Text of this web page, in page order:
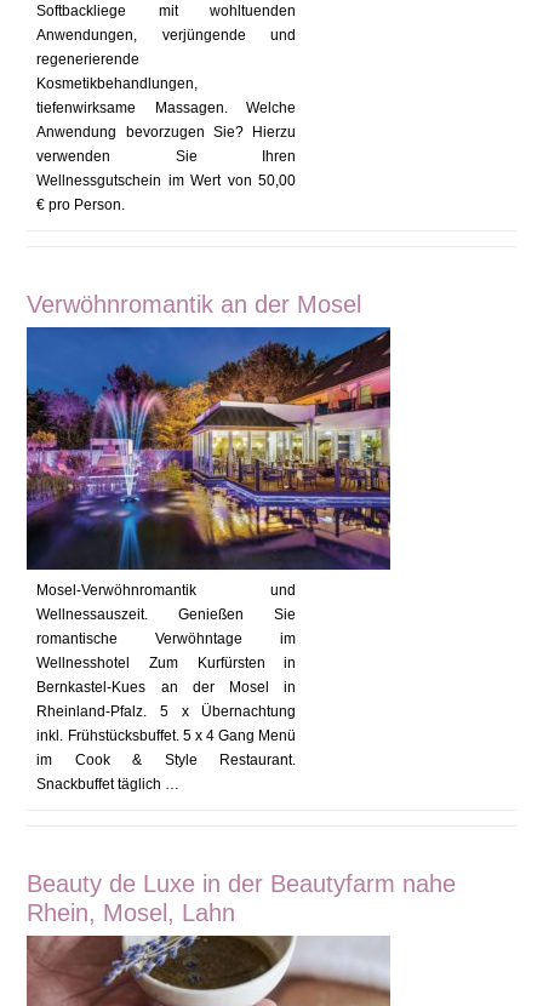
Softbackliege mit wohltuenden
Anwendungen, verjüngende und
regenerierende
Kosmetikbehandlungen,
tiefenwirksame Massagen. Welche
Anwendung bevorzugen Sie? Hierzu
verwenden Sie Ihren
Wellnessgutschein im Wert von 50,00
€ pro Person.
Verwöhnromantik an der Mosel
Mosel-Verwöhnromantik und
Wellnessauszeit. Genießen Sie
romantische Verwöhntage im
Wellnesshotel Zum Kurfürsten in
Bernkastel-Kues an der Mosel in
Rheinland-Pfalz. 5 x Übernachtung
inkl. Frühstücksbuffet. 5 x 4 Gang Menü
im Cook & Style Restaurant.
Snackbuffet täglich …
Beauty de Luxe in der Beautyfarm nahe
Rhein, Mosel, Lahn